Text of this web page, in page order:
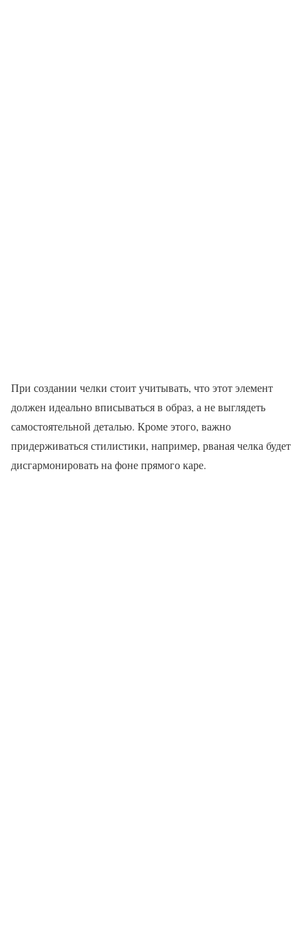
При создании челки стоит учитывать, что этот элемент
должен идеально вписываться в образ, а не выглядеть
самостоятельной деталью. Кроме этого, важно
придерживаться стилистики, например, рваная челка будет
дисгармонировать на фоне прямого каре.